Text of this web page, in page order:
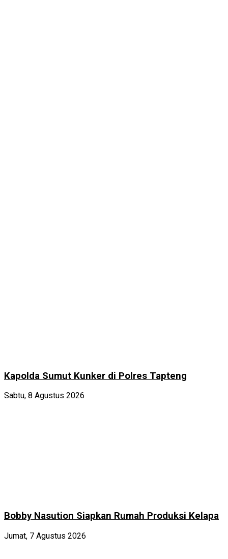
Kapolda Sumut Kunker di Polres Tapteng
Sabtu, 8 Agustus 2026
Bobby Nasution Siapkan Rumah Produksi Kelapa
Jumat, 7 Agustus 2026